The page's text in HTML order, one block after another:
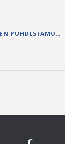
NENÄINNIEMEN PUHDISTAMON YLIVUODON 27.-28.5.2026 VESISTÖVAIKUTUKSET